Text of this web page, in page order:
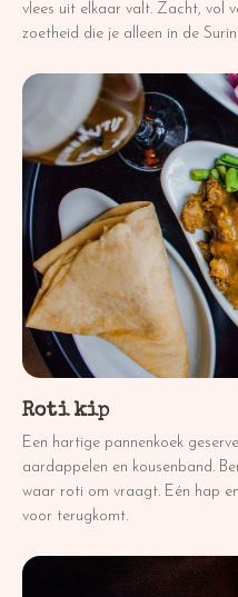
vlees uit elkaar valt. Zacht, vol
zoetheid die je alleen in de
Roti kip
Een hartige pannenkoek
aardappelen en kousenband.
waar roti om vraagt. Eén hap
voor terugkomt.